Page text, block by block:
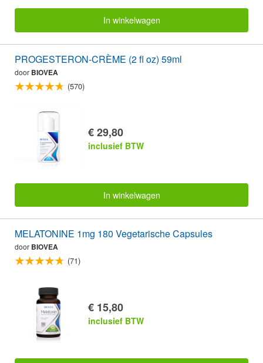
In winkelwagen
PROGESTERON-CRÈME (2 fl oz) 59ml
door BIOVEA
(570)
€ 29,80
inclusief BTW
In winkelwagen
MELATONINE 1mg 180 Vegetarische Capsules
door BIOVEA
(71)
€ 15,80
inclusief BTW